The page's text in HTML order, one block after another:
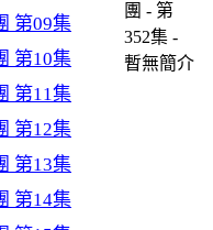
第09集
第10集
第11集
第12集
第13集
第14集
團 - 第
352集 -
暫無簡介